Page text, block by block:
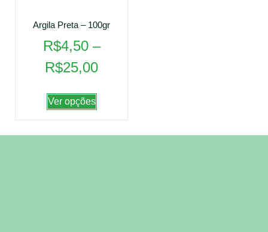
Argila Preta – 100gr
R$4,50 –
R$25,00
Ver opções